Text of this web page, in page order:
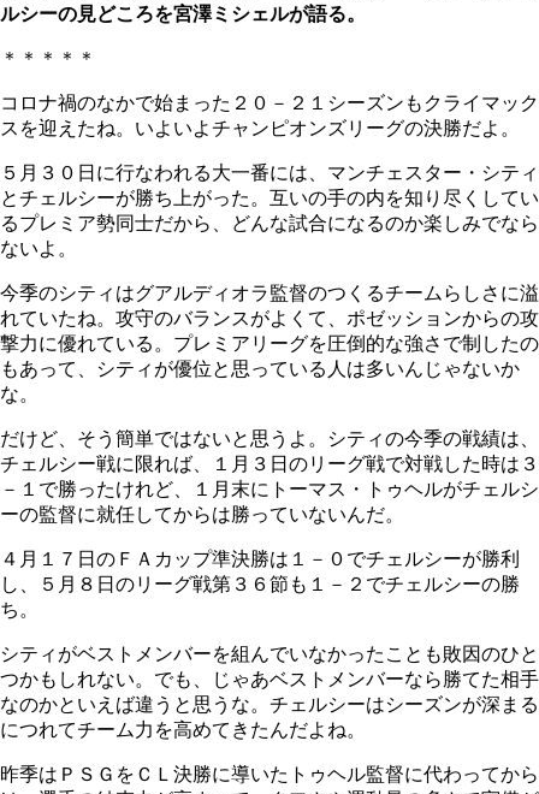
ルシーの見どころを宮澤ミシェルが語る。
＊＊＊＊＊
コロナ禍のなかで始まった２０－２１シーズンもクライマック
スを迎えたね。いよいよチャンピオンズリーグの決勝だよ。
５月３０日に行なわれる大一番には、マンチェスター・シティ
とチェルシーが勝ち上がった。互いの手の内を知り尽くしてい
るプレミア勢同士だから、どんな試合になるのか楽しみでなら
ないよ。
今季のシティはグアルディオラ監督のつくるチームらしさに溢
れていたね。攻守のバランスがよくて、ポゼッションからの攻
撃力に優れている。プレミアリーグを圧倒的な強さで制したの
もあって、シティが優位と思っている人は多いんじゃないか
な。
だけど、そう簡単ではないと思うよ。シティの今季の戦績は、
チェルシー戦に限れば、１月３日のリーグ戦で対戦した時は３
－１で勝ったけれど、１月末にトーマス・トゥヘルがチェルシ
ーの監督に就任してからは勝っていないんだ。
４月１７日のＦＡカップ準決勝は１－０でチェルシーが勝利
し、５月８日のリーグ戦第３６節も１－２でチェルシーの勝
ち。
シティがベストメンバーを組んでいなかったことも敗因のひと
つかもしれない。でも、じゃあベストメンバーなら勝てた相手
なのかといえば違うと思うな。チェルシーはシーズンが深まる
につれてチーム力を高めてきたんだよね。
昨季はＰＳＧをＣＬ決勝に導いたトゥヘル監督に代わってから